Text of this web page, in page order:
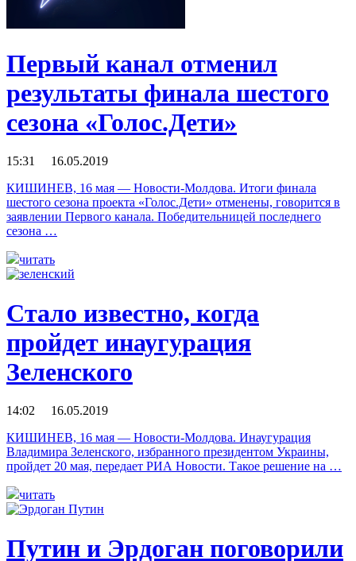
Первый канал отменил
результаты финала шестого
сезона «Голос.Дети»
15:31 16.05.2019
КИШИНЕВ, 16 мая — Новости-Молдова. Итоги финала
шестого сезона проекта «Голос.Дети» отменены, говорится в
заявлении Первого канала. Победительницей последнего
сезона …
читать
Стало известно, когда
пройдет инаугурация
Зеленского
14:02 16.05.2019
КИШИНЕВ, 16 мая — Новости-Молдова. Инаугурация
Владимира Зеленского, избранного президентом Украины,
пройдет 20 мая, передает РИА Новости. Такое решение на …
читать
Путин и Эрдоган поговорили